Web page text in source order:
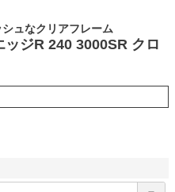
ュなクリアフレーム
ジR 240 3000SR クロ